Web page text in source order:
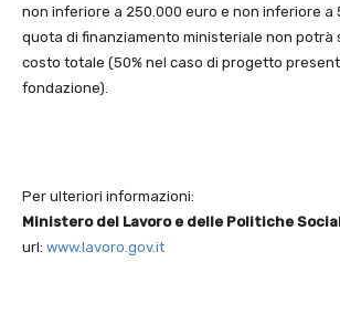
non inferiore a 250.000 euro e non inferiore a
quota di finanziamento ministeriale non potrà
costo totale (50% nel caso di progetto
fondazione).
Per ulteriori informazioni:
Ministero del Lavoro e delle Politiche
url: www.lavoro.gov.it